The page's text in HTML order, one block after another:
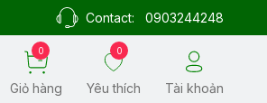
Contact: 0903244248
0
Giỏ hàng
0
Yêu thích Tài khoản